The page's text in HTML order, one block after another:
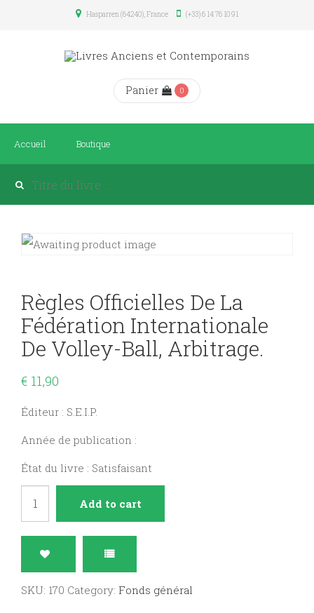
Hasparren (64240), France (+33) 6 14 76 10 91
Panier 0
Accueil Boutique
Règles Officielles De La
Fédération Internationale
De Volley-Ball, Arbitrage.
€ 11,90
Éditeur : S.E.I.P.
Année de publication :
État du livre : Satisfaisant
de
internationale
Add to cart
SKU: 170 Category: Fonds général